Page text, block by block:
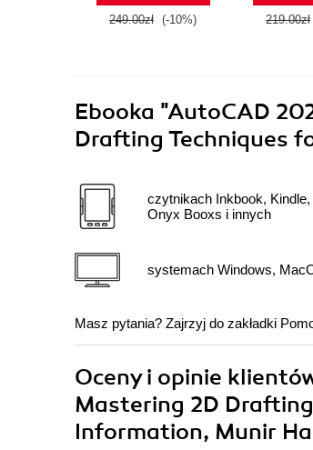
249.00zł (-10%) 219.00zł
Ebooka "AutoCAD
Drafting Techniques
czytnikach Inkbook,
Onyx Booxs i innych
systemach Windows,
Masz pytania? Zajrzyj do zakładki
Oceny i opinie
Mastering 2D
Information, Munir